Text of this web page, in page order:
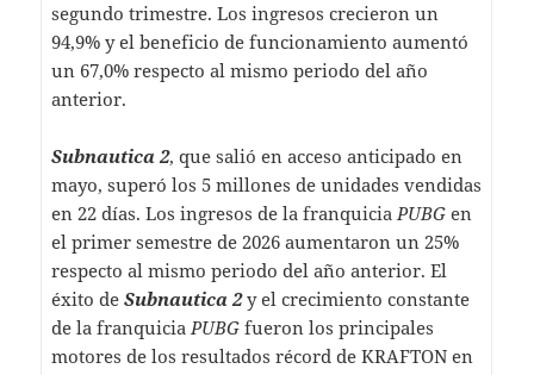
segundo trimestre. Los ingresos crecieron un
94,9% y el beneficio de funcionamiento aumentó
un 67,0% respecto al mismo periodo del año
anterior.
Subnautica 2, que salió en acceso anticipado en
mayo, superó los 5 millones de unidades vendidas
en 22 días. Los ingresos de la franquiciaPUBGen
el primer semestre de 2026 aumentaron un 25%
respecto al mismo periodo del año anterior. El
éxito de Subnautica 2y el crecimiento constante
de la franquiciaPUBGfueron los principales
motores de los resultados récord de KRAFTON en